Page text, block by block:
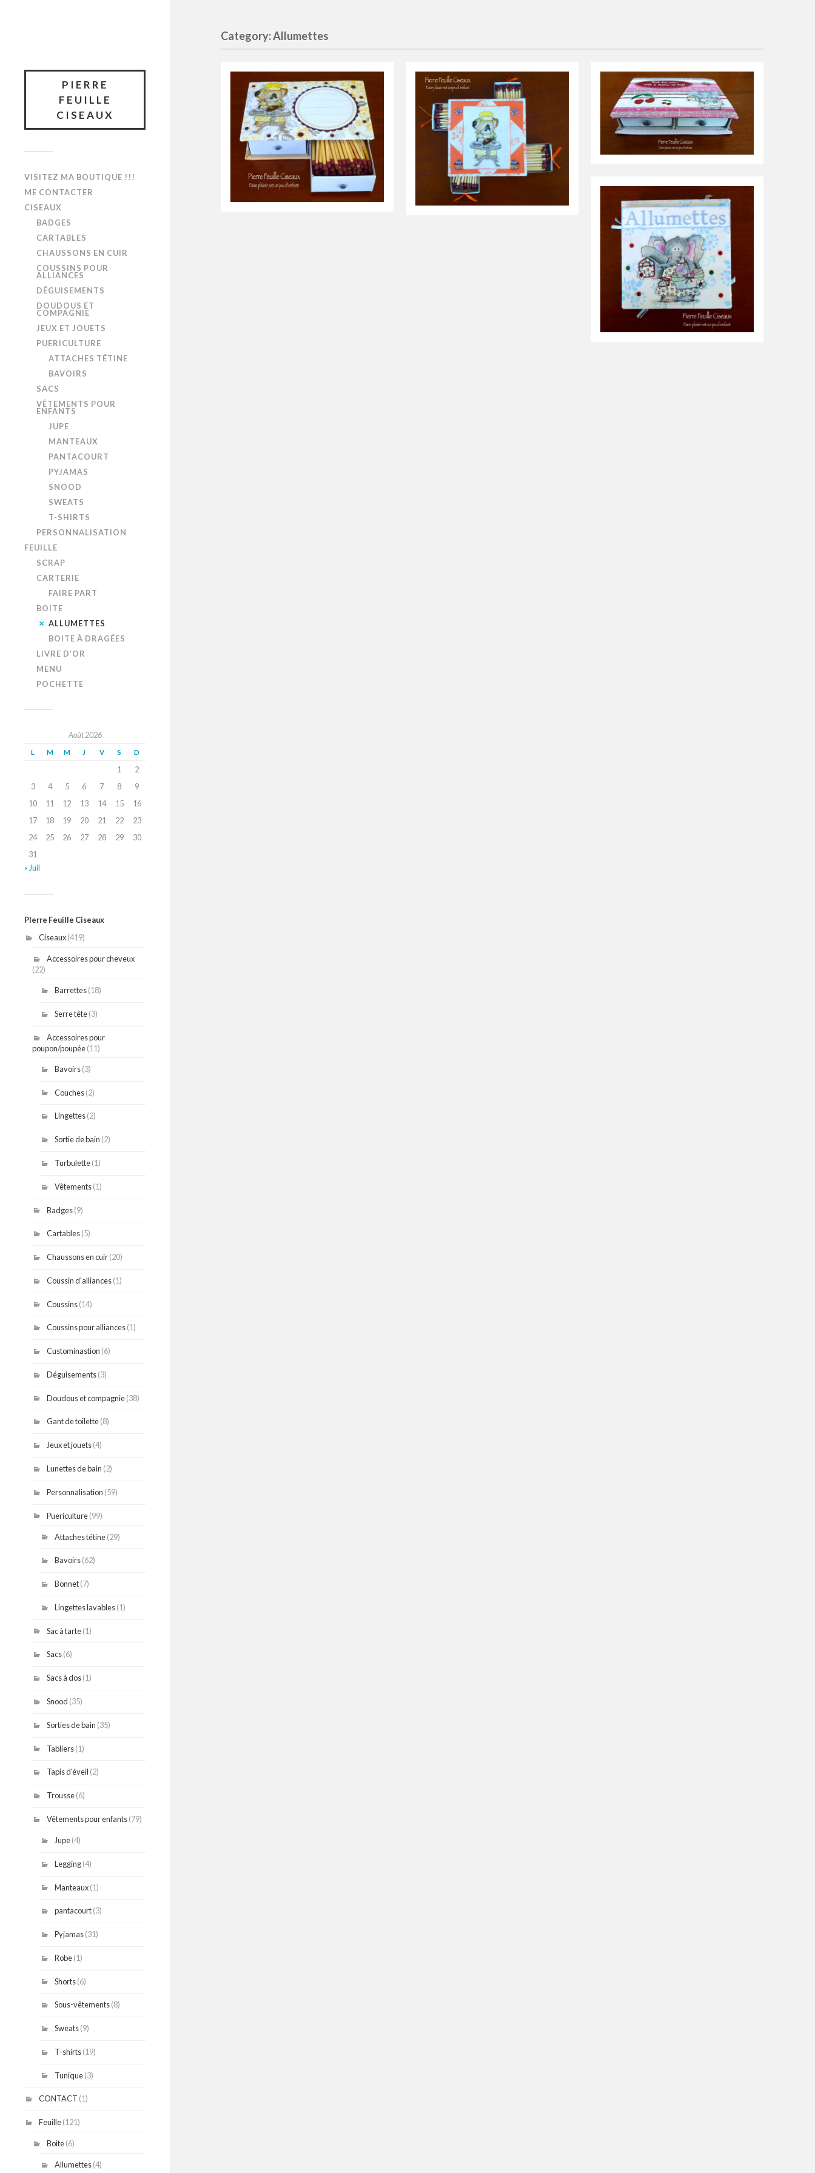
PIERRE
FEUILLE
CISEAUX
VISITEZ MA BOUTIQUE !!!
ME CONTACTER
CISEAUX
BADGES
CARTABLES
CHAUSSONS EN CUIR
COUSSINS POUR
ALLIANCES
DÉGUISEMENTS
DOUDOUS ET
COMPAGNIE
JEUX ET JOUETS
PUERICULTURE
ATTACHES TÉTINE
BAVOIRS
SACS
VÊTEMENTS POUR
ENFANTS
JUPE
MANTEAUX
PANTACOURT
PYJAMAS
SNOOD
SWEATS
T-SHIRTS
PERSONNALISATION
FEUILLE
SCRAP
CARTERIE
FAIRE PART
BOITE
ALLUMETTES
BOITE À DRAGÉES
LIVRE D’OR
MENU
POCHETTE
Août 2026
L M M J V S D
1
2
3
4 5 6 7 8
9
10
11 12 13 14 15
16
17
18 19 20 21 22
23
24
25 26 27 28 29
30
31
« Juil
PIerre Feuille Ciseaux
Ciseaux(419)
Accessoires pour cheveux
(22)
Barrettes(18)
Serre tête(3)
Accessoires pour
poupon/poupée(11)
Bavoirs(3)
Couches(2)
Lingettes(2)
Sortie de bain (2)
Turbulette(1)
Vêtements(1)
Badges(9)
Cartables(5)
Chaussons en cuir(20)
Coussin d'alliances(1)
Coussins(14)
Coussins pour alliances(1)
Custominastion (6)
Déguisements(3)
Doudous et compagnie(38)
Gant de toilette(8)
Jeux et jouets(4)
Lunettes de bain (2)
Personnalisation (59)
Puericulture(99)
Attaches tétine(29)
Bavoirs(62)
Bonnet(7)
Lingettes lavables(1)
Sac à tarte(1)
Sacs(6)
Sacs à dos(1)
Snood (35)
Sorties de bain (35)
Tabliers(1)
Tapis d'éveil (2)
Trousse(6)
Vêtements pour enfants(79)
Jupe(4)
Legging(4)
Manteaux(1)
pantacourt(3)
Pyjamas(31)
Robe(1)
Shorts(6)
Sous-vêtements(8)
Sweats(9)
T-shirts(19)
Tunique(3)
CONTACT (1)
Feuille(121)
Boite(6)
Allumettes(4)
Category: Allumettes